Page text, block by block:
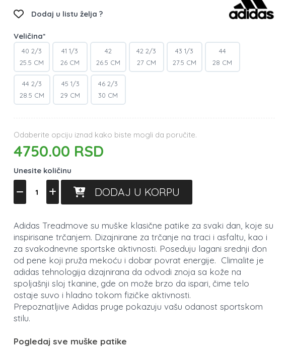
Dodaj u listu želja ?
Veličina*
40 2/3
25.5 CM
41 1/3
26 CM
42
26.5 CM
42 2/3
27 CM
43 1/3
27.5 CM
44
28 CM
44 2/3
28.5 CM
45 1/3
29 CM
46 2/3
30 CM
Odaberite opciju iznad kako biste mogli da poručite.
4750.00 RSD
Unesite količinu
DODAJ U KORPU
Adidas Treadmove su muške klasične patike za svaki dan, koje su
inspirisane trčanjem. Dizajnirane za trčanje na traci i asfaltu, kao i
za svakodnevne sportske aktivnosti. Poseduju lagani srednji đon
od pene koji pruža mekoću i dobar povrat energije. Climalite je
adidas tehnologija dizajnirana da odvodi znoja sa kože na
spoljašnji sloj tkanine, gde on može brzo da ispari, čime telo
ostaje suvo i hladno tokom fizičke aktivnosti.
Prepoznatljive Adidas pruge pokazuju vašu odanost sportskom
stilu.
Pogledaj sve muške patike